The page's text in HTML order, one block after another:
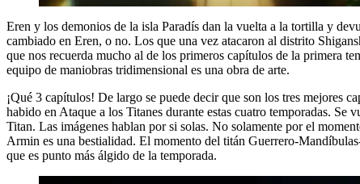
Eren y los demonios de la isla Paradís dan la vuelta a la tortilla y
cambiado en Eren, o no. Los que una vez atacaron al distrito
que nos recuerda mucho al de los primeros capítulos de la primera
equipo de maniobras tridimensional es una obra de arte.
¡Qué 3 capítulos! De largo se puede decir que son los tres mejores
habido en Ataque a los Titanes durante estas cuatro temporadas.
Titan. Las imágenes hablan por si solas. No solamente por el
Armin es una bestialidad. El momento del titán Guerrero-
que es punto más álgido de la temporada.